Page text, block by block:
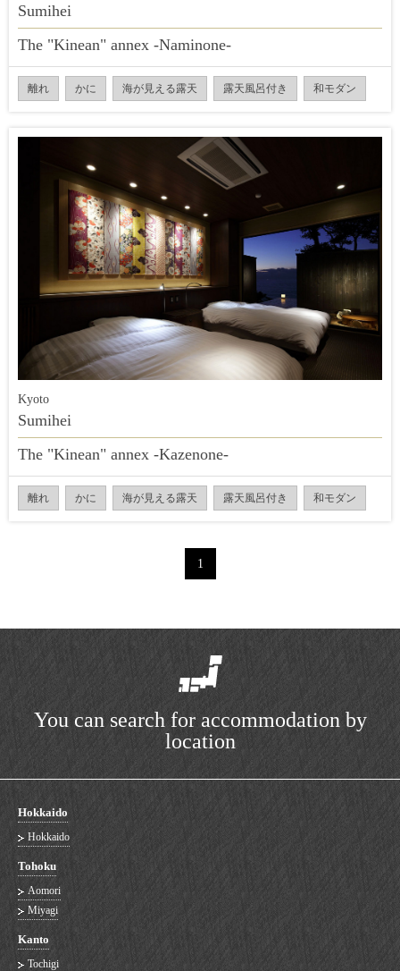
Sumihei
The "Kinean" annex -Naminone-
離れ かに 海が見える露天 露天風呂付き 和モダン
Kyoto
Sumihei
The "Kinean" annex -Kazenone-
離れ かに 海が見える露天 露天風呂付き 和モダン
1
You can search for accommodation by
location
Hokkaido
Hokkaido
Tohoku
Aomori
Miyagi
Kanto
Tochigi